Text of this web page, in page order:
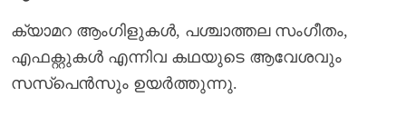
ക്യാമറ ആംഗിളുകൾ, പശ്ചാത്തല സംഗീതം,
എഫക്റ്റുകൾ എന്നിവ കഥയുടെ ആവേശവും
സസ്പെൻസും ഉയർത്തുന്നു.